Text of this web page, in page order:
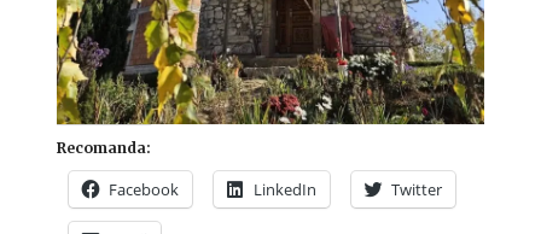
Recomanda:
Facebook LinkedIn Twitter